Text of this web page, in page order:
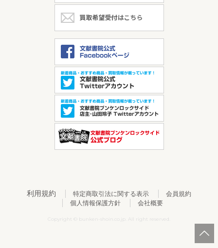
利用規約 特定商取引法に関する表示
会員規約
個人情報保護方針
会社概要
Copyright © bunken-shoin.co.jp. All right reserved.